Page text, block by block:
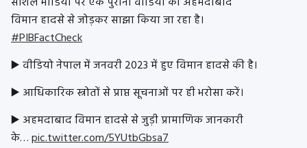
विमान हादसे से जोड़कर साझा किया जा रहा है।
#PIBFactCheck
▶️ वीडियो नेपाल में जनवरी 2023 में हुए विमान हादसे की है।
▶️ आधिकारिक स्त्रोतों से प्राप्त सूचनाओं पर ही भरोसा करें।
▶️ अहमदाबाद विमान हादसे से जुड़ी प्रामाणिक जानकारी
के…pic.twitter.com/5YUtbGbsa7